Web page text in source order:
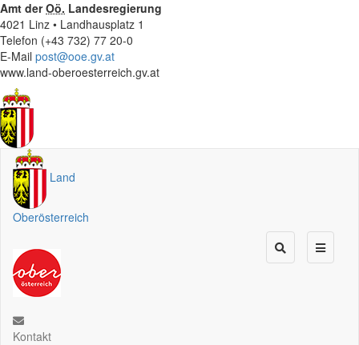
Amt derOö. Landesregierung
4021 Linz • Landhausplatz 1
Telefon (+43 732) 77 20-0
E-Mail post@ooe.gv.at
www.land-oberoesterreich.gv.at
Land
Oberösterreich
Kontakt